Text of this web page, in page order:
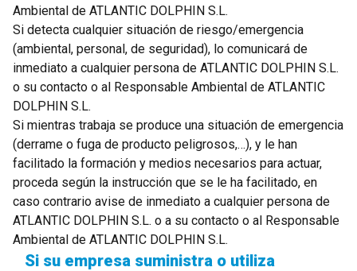
Ambiental de ATLANTIC DOLPHIN S.L.
Si detecta cualquier situación de riesgo/emergencia
(ambiental, personal, de seguridad), lo comunicará de
inmediato a cualquier persona de ATLANTIC DOLPHIN S.L.
o su contacto o al Responsable Ambiental de ATLANTIC
DOLPHIN S.L.
Si mientras trabaja se produce una situación de emergencia
(derrame o fuga de producto peligrosos,…), y le han
facilitado la formación y medios necesarios para actuar,
proceda según la instrucción que se le ha facilitado, en
caso contrario avise de inmediato a cualquier persona de
ATLANTIC DOLPHIN S.L. o a su contacto o al Responsable
Ambiental de ATLANTIC DOLPHIN S.L.
Si su empresa suministra o utiliza